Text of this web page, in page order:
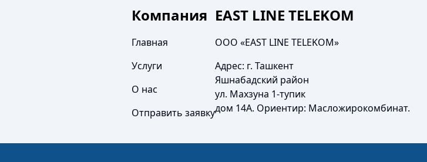
Компания
Главная
Услуги
О нас
Отправить заявку
EAST LINE TELEKOM
ООО «EAST LINE TELEKOM»
Адрес: г. Ташкент
Яшнабадский район
ул. Махзуна 1-тупик
дом 14А. Ориентир: Масложирокомбинат.